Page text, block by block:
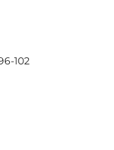
102